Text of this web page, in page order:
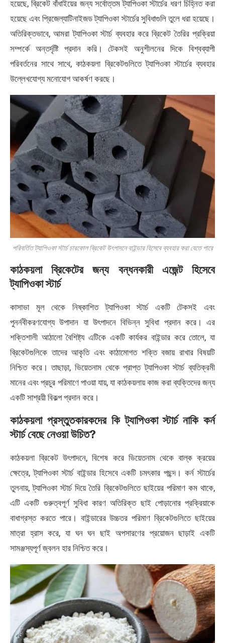
হয়েছে, ব্রিকেট বাঁধাইয়ের জন্য সর্বোত্তম ট্যাপিওকা স্টার্চের ধরণ চিহ্নিত করা
হয়েছে এবং প্রিজেল্যাটিনাইজড ট্যাপিওকা স্টার্চের সুবিধাগুলি তুলে ধরা হয়েছে।
অতিরিক্তভাবে, আমরা ট্যাপিওকা স্টার্চ ব্যবহার করে ব্রিকেট তৈরির প্রক্রিয়া
সম্পর্কে অন্তর্দৃষ্টি প্রদান করি। টেকসই অনুশীলনের দিকে বিশ্বব্যাপী
পরিবর্তনের সাথে সাথে, কাঠকয়লা ব্রিকেটগুলিতে ট্যাপিওকা স্টার্চের ব্যবহার
উল্লেখযোগ্য মনোযোগ আকর্ষণ করছে।
পরিবর্তিত ট্যাপিওকা স্টার্চ চারকোল ব্রিকেট উৎপাদনে বাইন্ডার হিসেবে ব্যবহার করা যেতে পারে
কাঠকয়লা ব্রিকেটের জন্য বন্ধনকারী এজেন্ট হিসেবে
ট্যাপিওকা স্টার্চ
কাসাভা মূল থেকে নিষ্কাশিত ট্যাপিওকা স্টার্চ একটি টেকসই এবং
পুনর্নবীকরণযোগ্য উপাদান যা উৎপাদনে বিভিন্ন সুবিধা প্রদান করে। এর
শক্তিশালী আঠালো বৈশিষ্ট্য এটিকে একটি কার্যকর বাইন্ডার করে তোলে, যা
ব্রিকেটগুলিকে তাদের আকৃতি এবং কাঠামোগত শক্তি বজায় রাখার বিষয়টি
নিশ্চিত করে। তাছাড়া, ভিয়েতনাম থেকে প্রাপ্ত ট্যাপিওকা স্টার্চ ব্যতিক্রমী
মানের এবং প্রচুর পরিমাণে পাওয়া যায়, যা কাঠকয়লায় কাজ করা ব্যক্তিদের জন্য
একটি সাশ্রয়ী বিকল্প প্রদান করে।
কাঠকয়লা প্রস্তুতকারকদের কি ট্যাপিওকা স্টার্চ নাকি কর্ন
স্টার্চ বেছে নেওয়া উচিত?
কাঠকয়লা ব্রিকেট উৎপাদনে, বিশেষ করে ভিয়েতনাম থেকে বাল্ক ক্রয়ের
ক্ষেত্রে, ট্যাপিওকা স্টার্চ বাইন্ডার হিসেবে একটি চমৎকার পছন্দ। কর্ন স্টার্চের
তুলনায়, ট্যাপিওকা স্টার্চ দিয়ে তৈরি ব্রিকেটগুলিতে ছাইয়ের পরিমাণ কম থাকে,
এটি একটি গুরুত্বপূর্ণ সুবিধা কারণ অতিরিক্ত ছাই পোড়ানোর প্রক্রিয়াকে
বাধাগ্রস্ত করতে পারে। বাইন্ডারের উচ্চতর পরিমাণ ব্রিকেটগুলিতে ছাইয়ের
মাত্রা হ্রাস করে, যা ঘন ঘন ছাই অপসারণের প্রয়োজন ছাড়াই একটি
সামঞ্জস্যপূর্ণ জ্বলন হার নিশ্চিত করে।